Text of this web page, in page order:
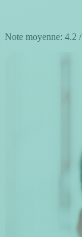
Note moyenne: 4.2